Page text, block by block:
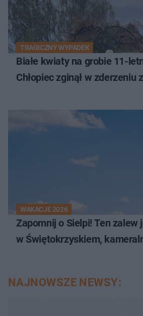
TRAGICZNY WYPADEK
Białe kwiaty na grobie 11-
Chłopiec zginął w zderzeniu
WAKACJE 2026
Zapomnij o Sielpi! Ten zalew
w Świętokrzyskiem,
NAJNOWSZE NEWSY: